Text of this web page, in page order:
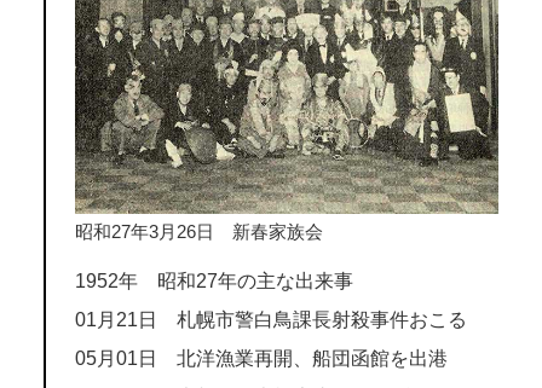
昭和27年3月26日 新春家族会
1952年 昭和27年の主な出来事
01月21日 札幌市警白鳥課長射殺事件おこる
05月01日 北洋漁業再開、船団函館を出港